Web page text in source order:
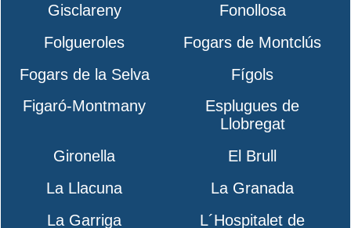
Gisclareny
Fonollosa
Folgueroles
Fogars de Montclús
Fogars de la Selva
Fígols
Figaró-Montmany
Esplugues de
Llobregat
Gironella
El Brull
La Llacuna
La Granada
La Garriga
L´Hospitalet de